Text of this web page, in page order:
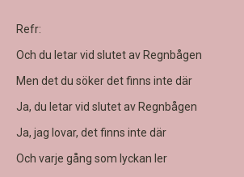
Refr:
Och du letar vid slutet av Regnbågen
Men det du söker det finns inte där
Ja, du letar vid slutet av Regnbågen
Ja, jag lovar, det finns inte där
Och varje gång som lyckan ler